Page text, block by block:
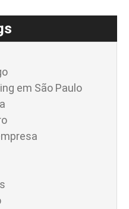
em São Paulo